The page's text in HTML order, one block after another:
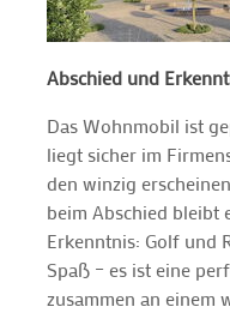
Abschied und
Das Wohnmobil ist
liegt sicher im
den winzig
beim Abschied bleibt
Erkenntnis: Golf und
Spaß – es ist eine
zusammen an einem